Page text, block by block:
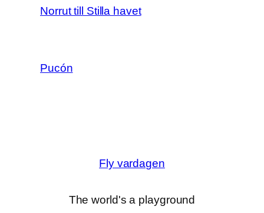
Norrut till Stilla havet
Pucón
Fly vardagen
The world's a playground